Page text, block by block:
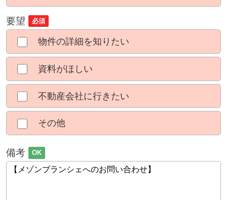
要望 必須
物件の詳細を知りたい
資料がほしい
不動産会社に行きたい
その他
備考 OK